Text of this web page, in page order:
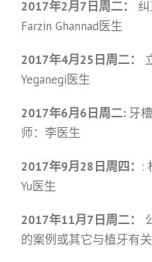
2017年2月7日周二：
Farzin Ghannad医生
2017年4月25日周二：
Yeganegi医生
2017年6月6日周二: 牙
师：李医生
2017年9月28日周四： :
Yu医生
2017年11月7日周二：
的案例或其它与植牙有